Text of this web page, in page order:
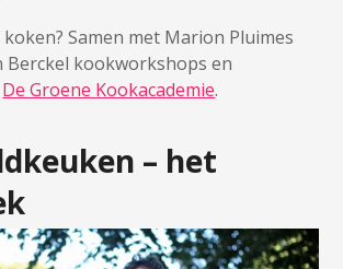
Samen met Marion Pluimes
Berckel kookworkshops en
De Groene Kookacademie.
– het